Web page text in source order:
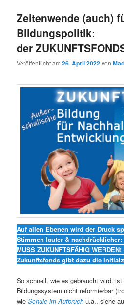
Zeitenwende (auch)
Bildungspolitik:
der
Veröffentlicht am26. April 2022von
Auf allen Ebenen wird der Druck
Stimmen lauter & nachdrücklicher:
MUSS ZUKUNFTSFÄHIG
Zukunftsfonds gibt dazu die
So schnell, wie es gebraucht wird,
Bildungssystem nicht reformierbar
wieSchule im Aufbruch u.a., siehe